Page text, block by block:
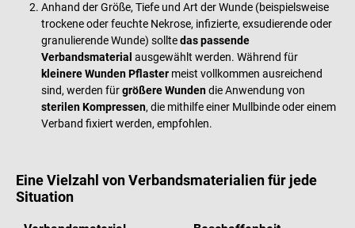
Anhand der Größe, Tiefe und Art der Wunde (beispielsweise
trockene oder feuchte Nekrose, infizierte, exsudierende oder
granulierende Wunde) solltedas passende
Verbandsmaterial ausgewählt werden. Während für
kleinere Wunden Pflaster meist vollkommen ausreichend
sind, werden fürgrößere Wundendie Anwendung von
sterilen Kompressen, die mithilfe einer Mullbinde oder einem
Verband fixiert werden, empfohlen.
Eine Vielzahl von Verbandsmaterialien für jede
Situation